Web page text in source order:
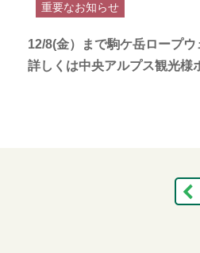
重要なお知らせ
12/8(金）まで駒ケ岳ロープ
詳しくは中央アルプス観光様